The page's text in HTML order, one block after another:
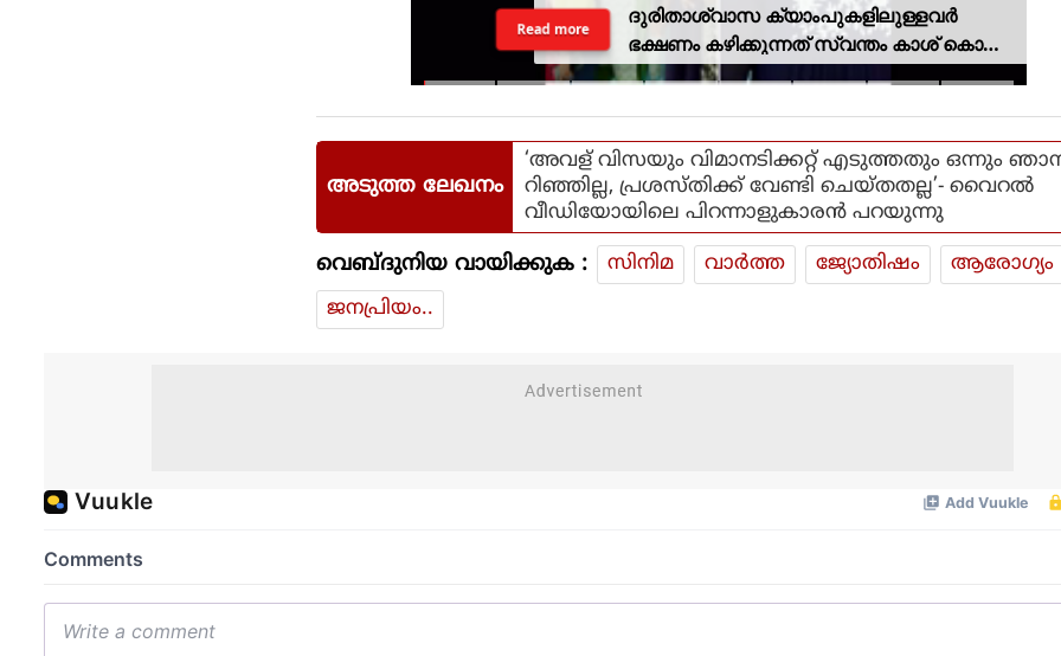
ദുരിതാശ്വാസ ക്യാംപുകളിലുള്ളവർ
ഭക്ഷണം കഴിക്കുന്നത് സ്വന്തം കാശ് കൊണ്ട്
വാങ്ങി; ദുരിതക്കയം
Read more
അടുത്ത ലേഖനം
‘അവള് വിസയും വിമാനടിക്കറ്റ് എടുത്തതും ഒന്നും
റിഞ്ഞില്ല, പ്രശസ്തിക്ക് വേണ്ടി ചെയ്തതല്ല’- വൈറൽ
വീഡിയോയിലെ പിറന്നാളുകാരൻ പറയുന്നു
വെബ്ദുനിയ വായിക്കുക : സിനിമ വാര്‍ത്ത ജ്യോതിഷം
ആരോഗ്യം
ജനപ്രിയം..